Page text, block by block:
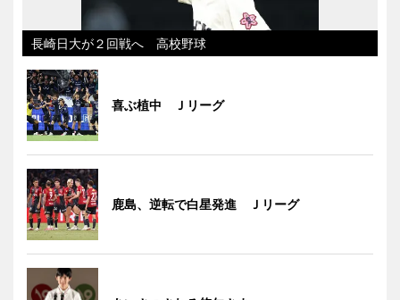
長崎日大が２回戦へ 高校野球
喜ぶ植中 Ｊリーグ
鹿島、逆転で白星発進 Ｊリーグ